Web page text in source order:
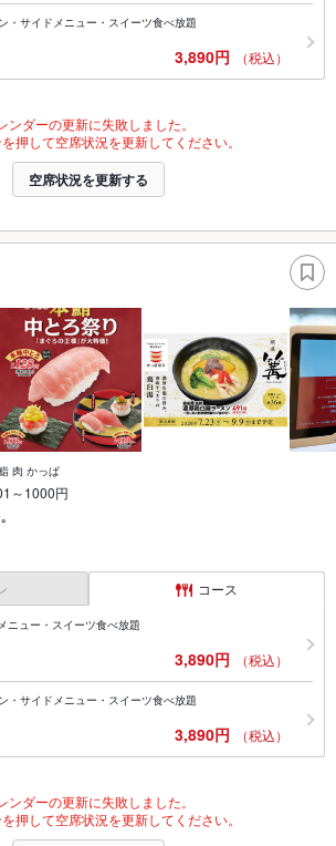
・サイドメニュー・スイーツ食べ放題
3,890円 （税込）
ンダーの更新に失敗しました。
押して空席状況を更新してください。
空席状況を更新する
肉 かっぱ
～1000円
コース
ニュー・スイーツ食べ放題
3,890円 （税込）
・サイドメニュー・スイーツ食べ放題
3,890円 （税込）
ンダーの更新に失敗しました。
押して空席状況を更新してください。